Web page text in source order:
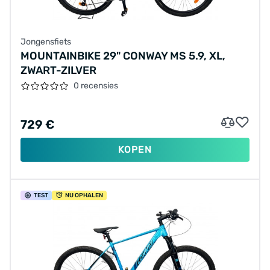
Jongensfiets
MOUNTAINBIKE 29" CONWAY MS 5.9, XL,
ZWART-ZILVER
0 recensies
729 €
KOPEN
TEST NU OPHALEN